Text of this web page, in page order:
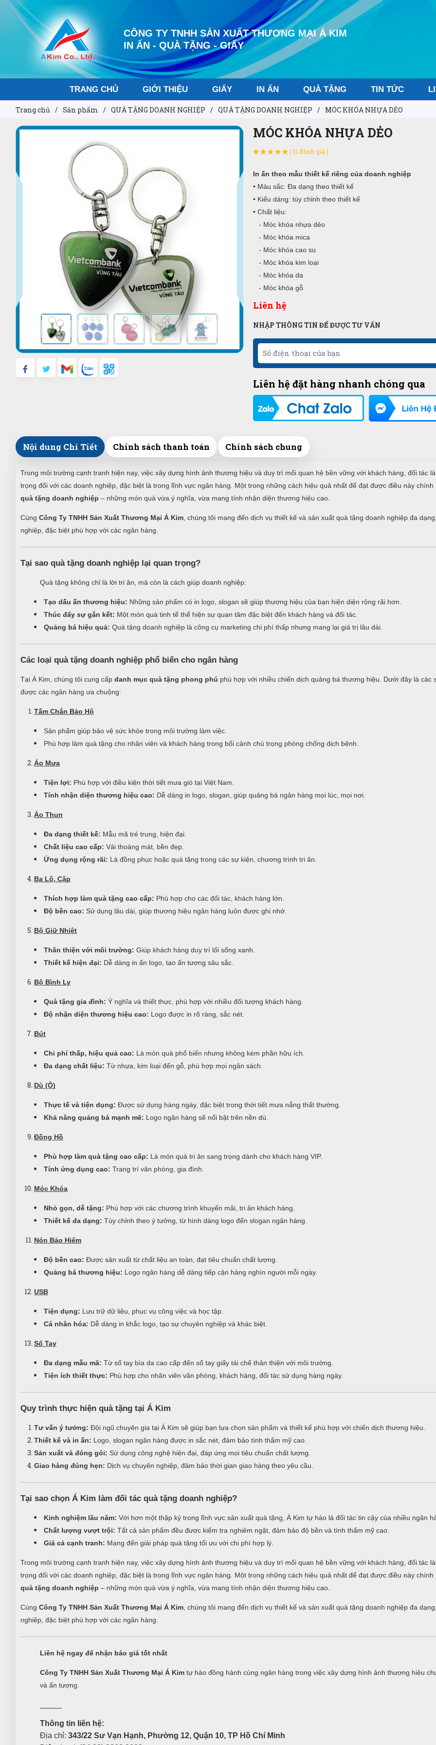
CÔNG TY TNHH SẢN XUẤT THƯƠNG MẠI Á KIM
IN ẤN - QUÀ TẶNG - GIẤY
TRANG CHỦ GIỚI THIỆU GIẤY IN ẤN QUÀ TẶNG TIN TỨC
Trang chủ / Sản phẩm / QUÀ TẶNG DOANH NGHIỆP / QUÀ TẶNG DOANH NGHIỆP / MÓC KHÓA NHỰA DẺO
MÓC KHÓA NHỰA DẺO
( 11 đánh giá )
In ấn theo mẫu thiết kế riêng của doanh nghiệp
• Màu sắc: Đa dạng theo thiết kế
• Kiểu dáng: tùy chỉnh theo thiết kế
• Chất liệu:
- Móc khóa nhựa dẻo
- Móc khóa mica
- Móc khóa cao su
- Móc khóa kim loại
- Móc khóa da
- Móc khóa gỗ
Liên hệ
NHẬP THÔNG TIN ĐỂ ĐƯỢC TƯ VẤN
Liên hệ đặt hàng nhanh chóng qua
Nội dung Chi Tiết Chính sách thanh toán Chính sách chung
Trong môi trường cạnh tranh hiện nay, việc xây dựng hình ảnh thương hiệu và duy trì mối quan hệ bền vững với khách hàng, đối tác
trọng đối với các doanh nghiệp, đặc biệt là trong lĩnh vực ngân hàng. Một trong những cách hiệu quả nhất để đạt được điều này chính
quà tặng doanh nghiệp – những món quà vừa ý nghĩa, vừa mang tính nhận diện thương hiệu cao.
Cùng Công Ty TNHH Sản Xuất Thương Mại Á Kim , chúng tôi mang đến dịch vụ thiết kế và sản xuất quà tặng doanh nghiệp đa
nghiệp, đặc biệt phù hợp với các ngân hàng.
Tại sao quà tặng doanh nghiệp lại quan trọng?
Quà tặng không chỉ là lời tri ân, mà còn là cách giúp doanh nghiệp:
Tạo dấu ấn thương hiệu: Những sản phẩm có in logo, slogan sẽ giúp thương hiệu của bạn hiện diện rộng rãi hơn.
Thúc đẩy sự gắn kết: Một món quà tinh tế thể hiện sự quan tâm đặc biệt đến khách hàng và đối tác.
Quảng bá hiệu quả: Quà tặng doanh nghiệp là công cụ marketing chi phí thấp nhưng mang lại giá trị lâu dài.
Các loại quà tặng doanh nghiệp phổ biến cho ngân hàng
Tại Á Kim, chúng tôi cung cấp danh mục quà tặng phong phú phù hợp với nhiều chiến dịch quảng bá thương hiệu. Dưới đây là các
được các ngân hàng ưa chuộng:
Tấm Chắn Bảo Hộ
Sản phẩm giúp bảo vệ sức khỏe trong môi trường làm việc.
Phù hợp làm quà tặng cho nhân viên và khách hàng trong bối cảnh chú trọng phòng chống dịch bệnh.
Áo Mưa
Tiện lợi: Phù hợp với điều kiện thời tiết mưa gió tại Việt Nam.
Tính nhận diện thương hiệu cao: Dễ dàng in logo, slogan, giúp quảng bá ngân hàng mọi lúc, mọi nơi.
Áo Thun
Đa dạng thiết kế: Mẫu mã trẻ trung, hiện đại.
Chất liệu cao cấp: Vải thoáng mát, bền đẹp.
Ứng dụng rộng rãi: Là đồng phục hoặc quà tặng trong các sự kiện, chương trình tri ân.
Ba Lô, Cặp
Thích hợp làm quà tặng cao cấp: Phù hợp cho các đối tác, khách hàng lớn.
Độ bền cao: Sử dụng lâu dài, giúp thương hiệu ngân hàng luôn được ghi nhớ.
Bộ Giữ Nhiệt
Thân thiện với môi trường: Giúp khách hàng duy trì lối sống xanh.
Thiết kế hiện đại: Dễ dàng in ấn logo, tạo ấn tượng sâu sắc.
Bộ Bình Ly
Quà tặng gia đình: Ý nghĩa và thiết thực, phù hợp với nhiều đối tượng khách hàng.
Độ nhận diện thương hiệu cao: Logo được in rõ ràng, sắc nét.
Bút
Chi phí thấp, hiệu quả cao: Là món quà phổ biến nhưng không kém phần hữu ích.
Đa dạng chất liệu: Từ nhựa, kim loại đến gỗ, phù hợp mọi ngân sách.
Dù (Ô)
Thực tế và tiện dụng: Được sử dụng hàng ngày, đặc biệt trong thời tiết mưa nắng thất thường.
Khả năng quảng bá mạnh mẽ: Logo ngân hàng sẽ nổi bật trên nền dù.
Đồng Hồ
Phù hợp làm quà tặng cao cấp: Là món quà tri ân sang trọng dành cho khách hàng VIP.
Tính ứng dụng cao: Trang trí văn phòng, gia đình.
Móc Khóa
Nhỏ gọn, dễ tặng: Phù hợp với các chương trình khuyến mãi, tri ân khách hàng.
Thiết kế đa dạng: Tùy chỉnh theo ý tưởng, từ hình dáng logo đến slogan ngân hàng.
Nón Bảo Hiểm
Độ bền cao: Được sản xuất từ chất liệu an toàn, đạt tiêu chuẩn chất lượng.
Quảng bá thương hiệu: Logo ngân hàng dễ dàng tiếp cận hàng nghìn người mỗi ngày.
USB
Tiện dụng: Lưu trữ dữ liệu, phục vụ công việc và học tập.
Cá nhân hóa: Dễ dàng in khắc logo, tạo sự chuyên nghiệp và khác biệt.
Sổ Tay
Đa dạng mẫu mã: Từ sổ tay bìa da cao cấp đến sổ tay giấy tái chế thân thiện với môi trường.
Tiện ích thiết thực: Phù hợp cho nhân viên văn phòng, khách hàng, đối tác sử dụng hàng ngày.
Quy trình thực hiện quà tặng tại Á Kim
Tư vấn ý tưởng: Đội ngũ chuyên gia tại Á Kim sẽ giúp bạn lựa chọn sản phẩm và thiết kế phù hợp với chiến dịch thương hiệu.
Thiết kế và in ấn: Logo, slogan ngân hàng được in sắc nét, đảm bảo tính thẩm mỹ cao.
Sản xuất và đóng gói: Sử dụng công nghệ hiện đại, đáp ứng mọi tiêu chuẩn chất lượng.
Giao hàng đúng hẹn: Dịch vụ chuyên nghiệp, đảm bảo thời gian giao hàng theo yêu cầu.
Tại sao chọn Á Kim làm đối tác quà tặng doanh nghiệp?
Kinh nghiệm lâu năm: Với hơn một thập kỷ trong lĩnh vực sản xuất quà tặng, Á Kim tự hào là đối tác tin cậy của nhiều ngân
Chất lượng vượt trội: Tất cả sản phẩm đều được kiểm tra nghiêm ngặt, đảm bảo độ bền và tính thẩm mỹ cao.
Giá cả cạnh tranh: Mang đến giải pháp quà tặng tối ưu với chi phí hợp lý.
Trong môi trường cạnh tranh hiện nay, việc xây dựng hình ảnh thương hiệu và duy trì mối quan hệ bền vững với khách hàng, đối tác
trọng đối với các doanh nghiệp, đặc biệt là trong lĩnh vực ngân hàng. Một trong những cách hiệu quả nhất để đạt được điều này chính
quà tặng doanh nghiệp – những món quà vừa ý nghĩa, vừa mang tính nhận diện thương hiệu cao.
Cùng Công Ty TNHH Sản Xuất Thương Mại Á Kim , chúng tôi mang đến dịch vụ thiết kế và sản xuất quà tặng doanh nghiệp đa
nghiệp, đặc biệt phù hợp với các ngân hàng.
Liên hệ ngay để nhận báo giá tốt nhất
Công Ty TNHH Sản Xuất Thương Mại Á Kim tự hào đồng hành cùng ngân hàng trong việc xây dựng hình ảnh thương hiệu
và ấn tượng.
Thông tin liên hệ:
Địa chỉ: 343/22 Sư Vạn Hạnh, Phường 12, Quận 10, TP Hồ Chí Minh